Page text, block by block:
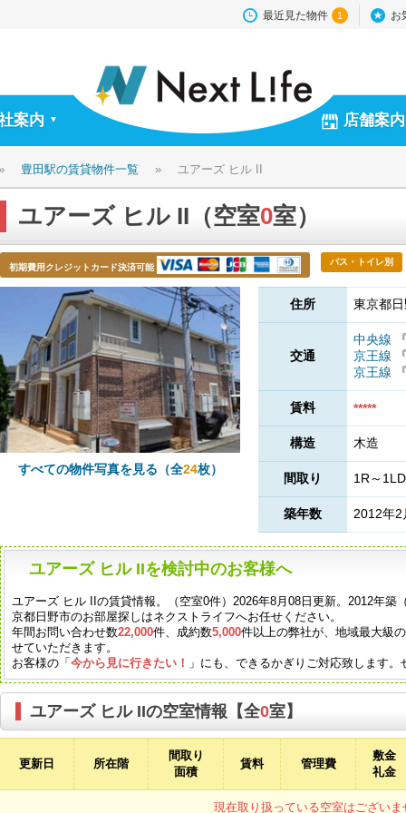
最近見た物件 1 お
案内 ▼ 店舗案内
豊田駅の賃貸物件一覧 » ユアーズ ヒル II
ユアーズ ヒル II（空室0室）
初期費用クレジットカード決済可能
バス・トイレ別
すべての物件写真を見る（全24枚）
住所 東京都
交通
中央線
京王線
京王線
賃料 *****
構造 木造
間取り 1R～
築年数 2012年2
ユアーズ ヒル IIを検討中のお客様へ
ユアーズ ヒル IIの賃貸情報。（空室0件）2026年8月08日更新。2012年築
京都日野市のお部屋探しはネクストライフへお任せください。
年間お問い合わせ数22,000件、成約数5,000件以上の弊社が、地域最大級
せていただきます。
お客様の「今から見に行きたい！ 」にも、できるかぎりご対応致します
ユアーズ ヒル IIの空室情報【全0室】
更新日 所在階
間取り
面積
賃料 管理費
敷金
礼金
現在取り扱っている空室はございま